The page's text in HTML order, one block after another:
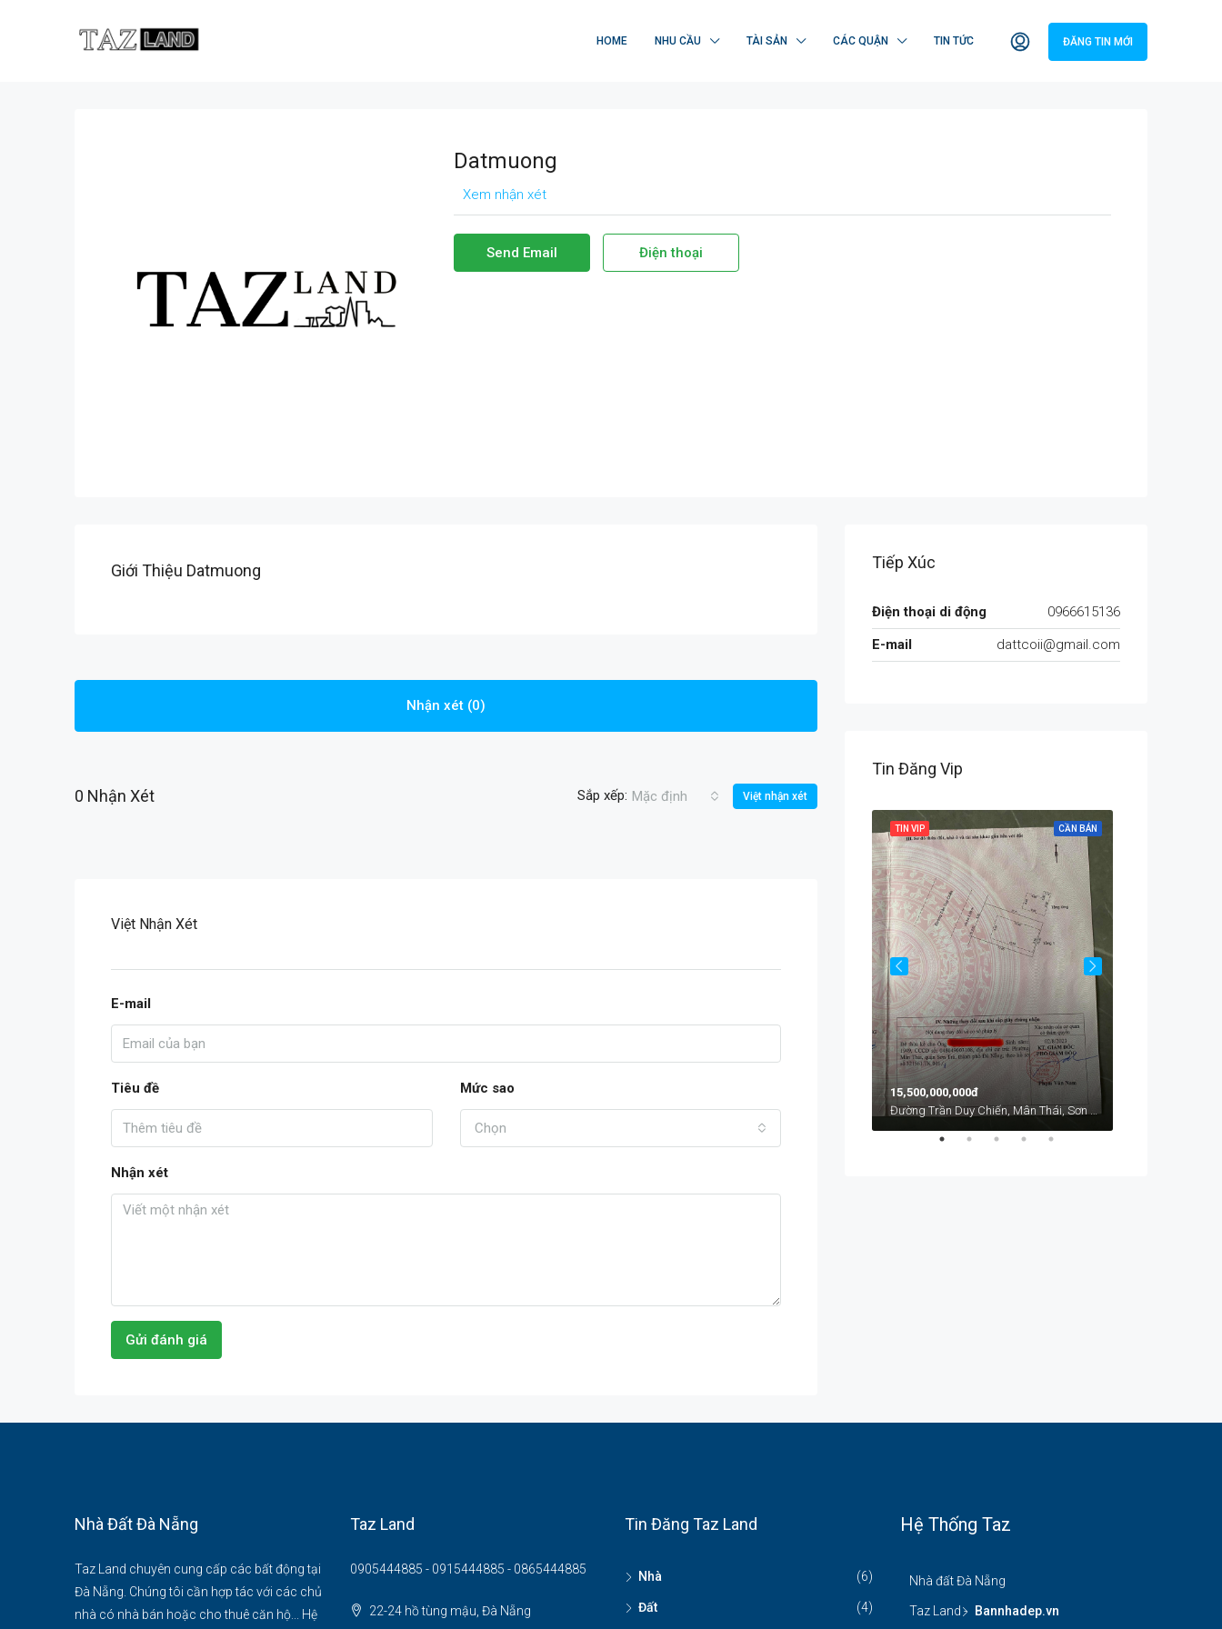
HOME NHU CẦU TÀI SẢN CÁC QUẬN TIN TỨC ĐĂNG TIN MỚI
Datmuong
Xem nhận xét
Send Email Điện thoại
Giới Thiệu Datmuong
Nhận xét (0)
0 Nhận Xét Sắp xếp: Mặc định Việt nhận xét
Việt Nhận Xét
E-mail
Tiêu đề Mức sao
Chọn
Nhận xét
Gửi đánh giá
Tiếp Xúc
Điện thoại di động
0966615136
E-mail
dattcoii@gmail.com
Tin Đăng Vip
CẦN BÁN
TIN VIP
15,500,000,000đ
Nhà Đất Đà Nẵng
Taz Land chuyên cung cấp các bất động tại
Đà Nẵng. Chúng tôi cần hợp tác với các chủ
nhà có nhà bán hoặc cho thuê căn hộ... Hệ
Taz Land
0905444885 - 0915444885 - 0865444885
22-24 hồ tùng mậu, Đà Nẵng
Tin Đăng Taz Land
Nhà (6)
Đất (4)
Hệ Thống Taz
Nhà đất Đà Nẵng
Taz Land - Bannhadep.vn